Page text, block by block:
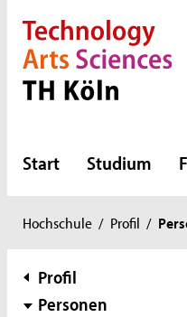
Direkt zur
Direkt zur Subnavigation
Direkt zum Inhalt
Direkt zum Fußbereich
Start Studium
Sie
hier:
Hochschule / Profil /
Subnavigation
Profil
Personen